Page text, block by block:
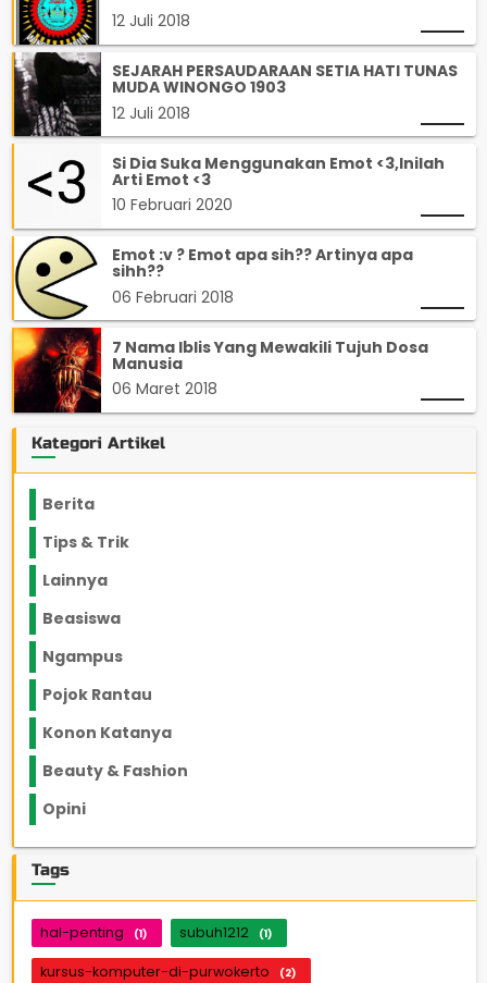
12 Juli 2018
SEJARAH PERSAUDARAAN SETIA HATI TUNAS
MUDA WINONGO 1903
12 Juli 2018
Si Dia Suka Menggunakan Emot <3,Inilah
Arti Emot <3
10 Februari 2020
Emot :v ? Emot apa sih?? Artinya apa
sihh??
06 Februari 2018
7 Nama Iblis Yang Mewakili Tujuh Dosa
Manusia
06 Maret 2018
Kategori Artikel
Berita
Tips & Trik
Lainnya
Beasiswa
Ngampus
Pojok Rantau
Konon Katanya
Beauty & Fashion
Opini
Tags
hal-penting (1) subuh1212 (1)
kursus-komputer-di-purwokerto (2)